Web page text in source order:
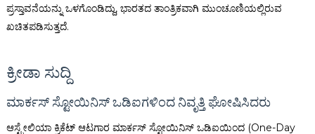
ಪ್ರಸ್ತಾವನೆಯನ್ನು ಒಳಗೊಂಡಿದ್ದು, ಭಾರತದ ತಾಂತ್ರಿಕವಾಗಿ ಮುಂಚೂಣಿಯಲ್ಲಿರುವ
ಖಚಿತಪಡಿಸುತ್ತದೆ.
ಕ್ರೀಡಾ ಸುದ್ದಿ
ಮಾರ್ಕಸ್ ಸ್ಟೋಯಿನಿಸ್ ಒಡಿಐಗಳಿಂದ ನಿವೃತ್ತಿ ಘೋಷಿಸಿದರು
ಆಸ್ಟ್ರೇಲಿಯಾ ಕ್ರಿಕೆಟ್ ಆಟಗಾರ ಮಾರ್ಕಸ್ ಸ್ಟೋಯಿನಿಸ್ ಒಡಿಐಯಿಂದ (One-Day